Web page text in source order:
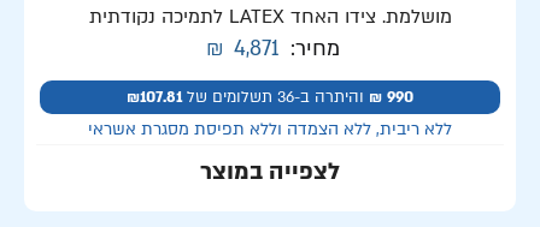
מושלמת. צידו האחד LATEX לתמיכה נקודתית
מחיר: 4,871
₪
990 ₪ והיתרה ב-36 תשלומים של ₪107.81
ללא ריבית, ללא הצמדה וללא תפיסת מסגרת אשראי
לצפייה במוצר